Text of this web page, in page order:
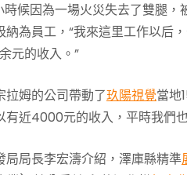
時候因為一場火災失去了雙腿，
納為員工，“我來這里工作以后
元的收入。”
拉姆的公司帶動了玖陽視覺當地
有近4000元的收入，平時我們
局局長李宏濤介紹，澤庫縣精準